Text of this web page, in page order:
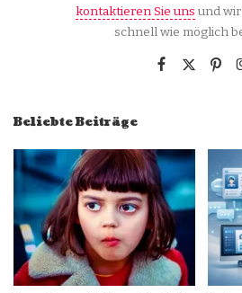
kontaktieren Sie uns und
schnell wie möglich
Beliebte Beiträge